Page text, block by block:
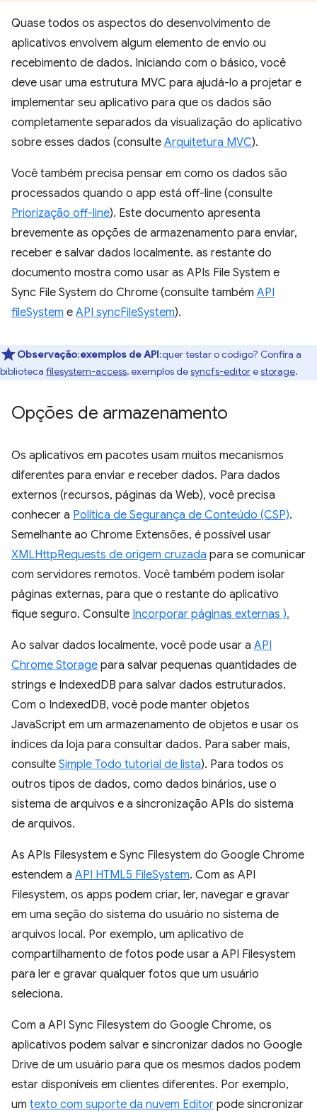
Quase todos os aspectos do desenvolvimento de
aplicativos envolvem algum elemento de envio ou
recebimento de dados. Iniciando com o básico, você
deve usar uma estrutura MVC para ajudá-lo a projetar e
implementar seu aplicativo para que os dados são
completamente separados da visualização do aplicativo
sobre esses dados (consulte Arquitetura MVC).
Você também precisa pensar em como os dados são
processados quando o app está off-line (consulte
Priorização off-line). Este documento apresenta
brevemente as opções de armazenamento para enviar,
receber e salvar dados localmente. as restante do
documento mostra como usar as APIs File System e
Sync File System do Chrome (consulte também API
fileSystem e API syncFileSystem).
Observação:exemplos de API:quer testar o código? Confira a
biblioteca filesystem-access, exemplos desyncfs-editorestorage.
Opções de armazenamento
Os aplicativos em pacotes usam muitos mecanismos
diferentes para enviar e receber dados. Para dados
externos (recursos, páginas da Web), você precisa
conhecer a Política de Segurança de Conteúdo (CSP).
Semelhante ao Chrome Extensões, é possível usar
XMLHttpRequests de origem cruzada para se comunicar
com servidores remotos. Você também podem isolar
páginas externas, para que o restante do aplicativo
fique seguro. Consulte Incorporar páginas externas ).
Ao salvar dados localmente, você pode usar a API
Chrome Storage para salvar pequenas quantidades de
strings e IndexedDB para salvar dados estruturados.
Com o IndexedDB, você pode manter objetos
JavaScript em um armazenamento de objetos e usar os
índices da loja para consultar dados. Para saber mais,
consulte Simple Todo tutorial de lista). Para todos os
outros tipos de dados, como dados binários, use o
sistema de arquivos e a sincronização APIs do sistema
de arquivos.
As APIs Filesystem e Sync Filesystem do Google Chrome
estendem a API HTML5 FileSystem. Com as API
Filesystem, os apps podem criar, ler, navegar e gravar
em uma seção do sistema do usuário no sistema de
arquivos local. Por exemplo, um aplicativo de
compartilhamento de fotos pode usar a API Filesystem
para ler e gravar qualquer fotos que um usuário
seleciona.
Com a API Sync Filesystem do Google Chrome, os
aplicativos podem salvar e sincronizar dados no Google
Drive de um usuário para que os mesmos dados podem
estar disponíveis em clientes diferentes. Por exemplo,
um texto com suporte da nuvem Editor pode sincronizar